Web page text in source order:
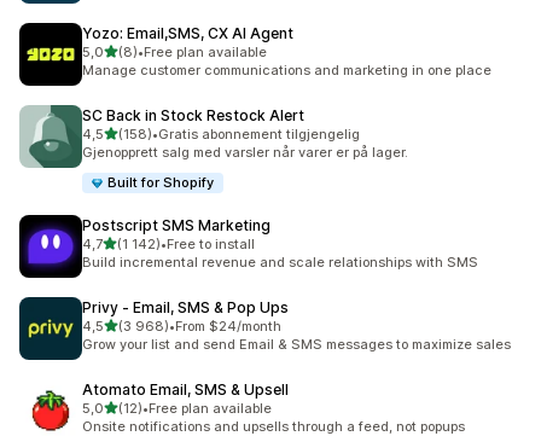
Yozo: Email,SMS, CX AI Agent
5,0av 5 stjerner
(8)
Totalt 8 omtaler
•Free plan available
Manage customer communications and marketing in one place
SC Back in Stock Restock Alert
4,5av 5 stjerner
(158)
Totalt 158 omtaler
•Gratis abonnement tilgjengelig
Gjenopprett salg med varsler når varer er på lager.
Built for Shopify
Postscript SMS Marketing
4,7av 5 stjerner
(1 142)
Totalt 1142 omtaler
•Free to install
Build incremental revenue and scale relationships with SMS
Privy ‑ Email, SMS & Pop Ups
4,5av 5 stjerner
(3 968)
Totalt 3968 omtaler
•From $24/month
Grow your list and send Email & SMS messages to maximize sales
Atomato Email, SMS & Upsell
5,0av 5 stjerner
(12)
Totalt 12 omtaler
•Free plan available
Onsite notifications and upsells through a feed, not popups